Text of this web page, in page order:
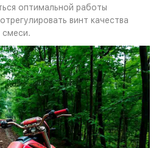
оптимальной работы
винт качества
смеси.